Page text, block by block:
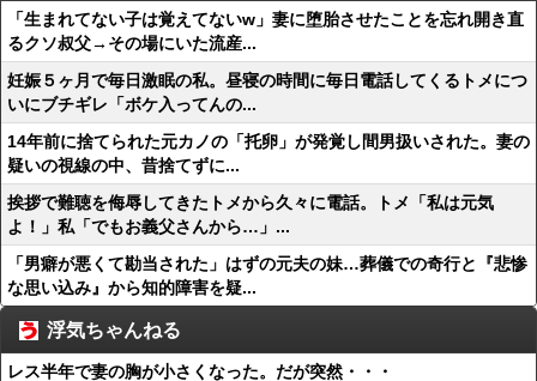
「生まれてない子は覚えてないw」妻に堕胎させたことを忘れ開き直
るクソ叔父→その場にいた流産...
妊娠５ヶ月で毎日激眠の私。昼寝の時間に毎日電話してくるトメにつ
いにブチギレ「ボケ入ってんの...
14年前に捨てられた元カノの「托卵」が発覚し間男扱いされた。妻の
疑いの視線の中、昔捨てずに...
挨拶で難聴を侮辱してきたトメから久々に電話。トメ「私は元気
よ！」私「でもお義父さんから…」...
「男癖が悪くて勘当された」はずの元夫の妹…葬儀での奇行と『悲惨
な思い込み』から知的障害を疑...
浮気ちゃんねる
レス半年で妻の胸が小さくなった。だが突然・・・